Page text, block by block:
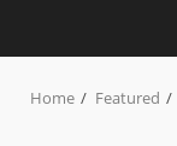
Home Featured